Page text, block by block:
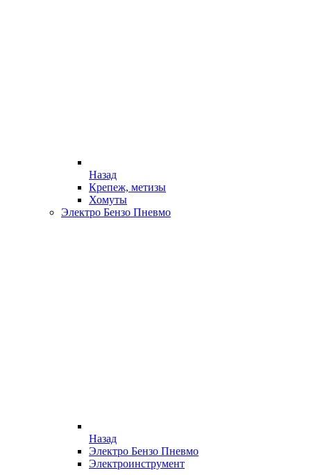
Назад
Крепеж, метизы
Хомуты
Электро Бензо Пневмо
Назад
Электро Бензо Пневмо
Электроинструмент